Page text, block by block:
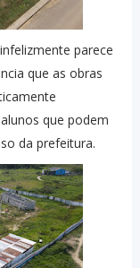
parece
que as obras
que podem
da prefeitura.